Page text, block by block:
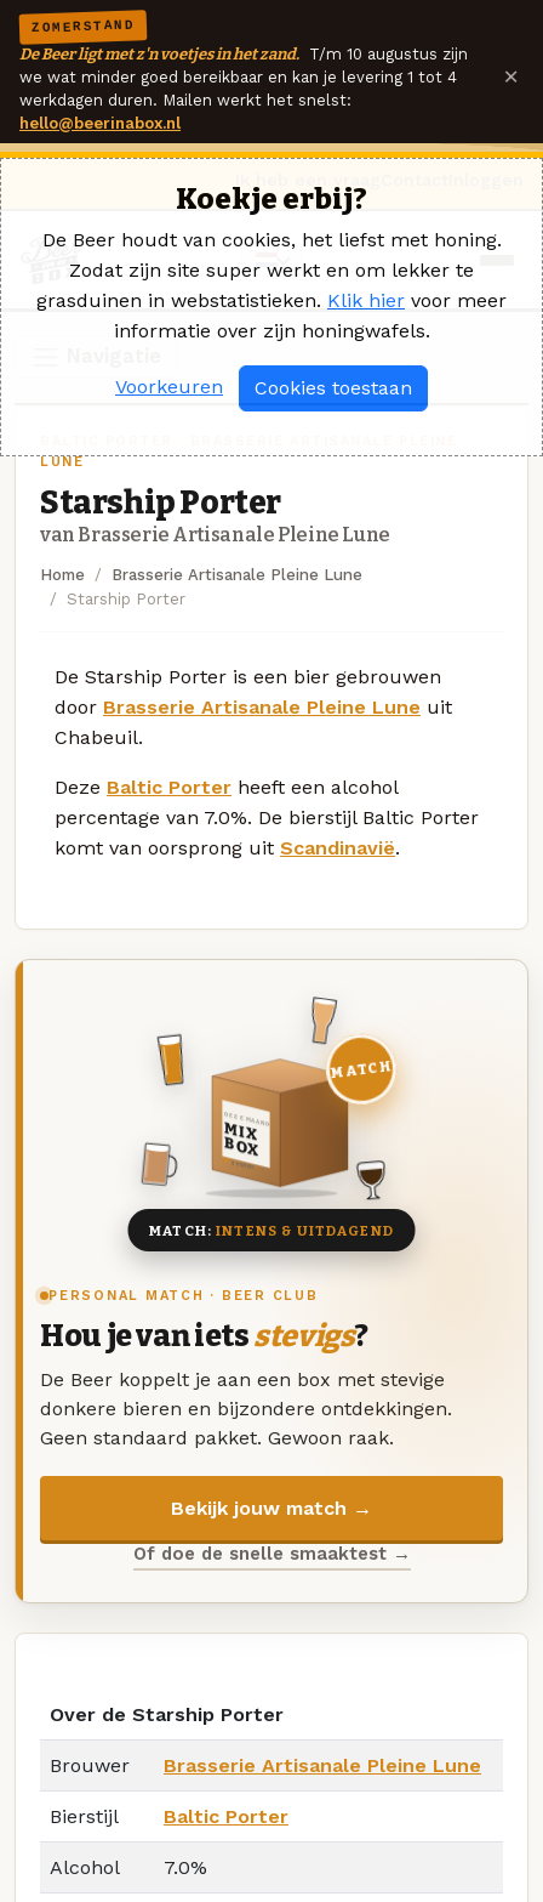
ZOMERSTAND
De Beer ligt met z'n voetjes in het zand. T/m 10 augustus zijn
we wat minder goed bereikbaar en kan je levering 1 tot 4
werkdagen duren. Mailen werkt het snelst:
hello@beerinabox.nl
×
LUNE
Starship Porter
van Brasserie Artisanale Pleine Lune
Home
Brasserie Artisanale Pleine Lune
Starship Porter
De Starship Porter is een bier gebrouwen
door Brasserie Artisanale Pleine Lune uit
Chabeuil.
Deze Baltic Porter heeft een alcohol
percentage van 7.0%. De bierstijl Baltic Porter
komt van oorsprong uit Scandinavië.
PERSONAL MATCH · BEER CLUB
Hou je van ietsstevigs?
De Beer koppelt je aan een box met stevige
donkere bieren en bijzondere ontdekkingen.
Geen standaard pakket. Gewoon raak.
Bekijk jouw match →
Of doe de snelle smaaktest →
DEZE MAAND
MIX
BOX
8 BIEREN
MATCH
MATCH:INTENS & UITDAGEND
Over de Starship Porter
Brouwer Brasserie Artisanale Pleine Lune
Bierstijl Baltic Porter
Alcohol 7.0%
Koekje erbij?
De Beer houdt van cookies, het liefst met honing.
Zodat zijn site super werkt en om lekker te
grasduinen in webstatistieken. Klik hier voor meer
informatie over zijn honingwafels.
Voorkeuren Cookies toestaan